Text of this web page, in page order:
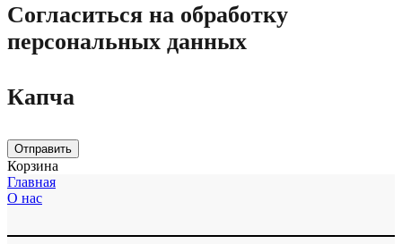
Cогласиться на обработку
персональных данных
Капча
Отправить
Корзина
Главная
О нас